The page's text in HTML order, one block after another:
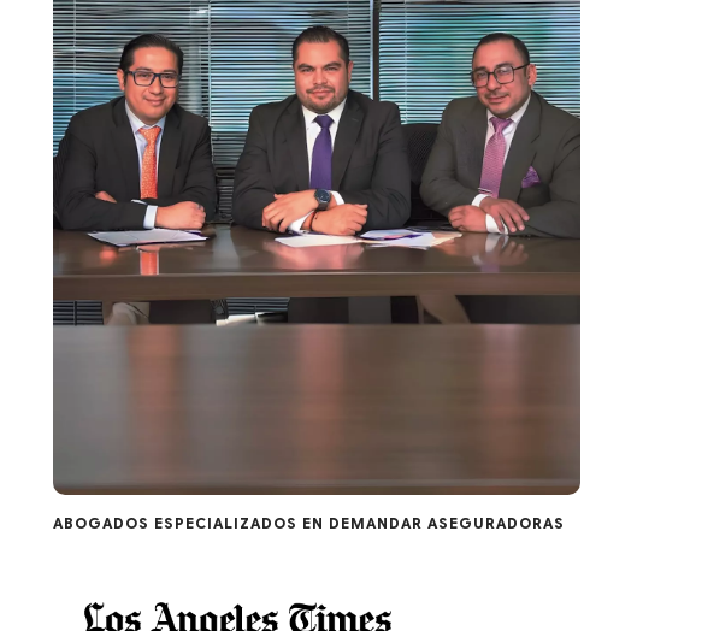
ABOGADOS ESPECIALIZADOS EN DEMANDAR ASEGURADORAS